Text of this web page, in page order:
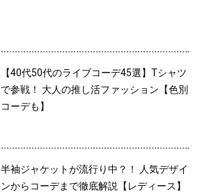
【40代50代のライブコーデ45選】Tシャツ
で参戦！ 大人の推し活ファッション【色別
コーデも】
半袖ジャケットが流行り中？！ 人気デザイ
ンからコーデまで徹底解説【レディース】